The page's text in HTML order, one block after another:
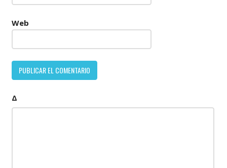
Web
Δ